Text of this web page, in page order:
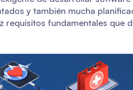
y también mucha
fundamentales que